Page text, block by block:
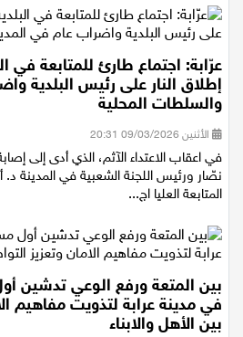
عرّابة: اجتماع طارئ للمتابعة في
إطلاق النار على رئيس البلدية
والسلطات المحلية
الأثنين 09/03/2026 20:31
في اعقاب الاعتداء الآثم، الذي أدى إلى
نصّار ورئيس اللجنة الشعبية في المدينة
المتابعة العليا اج...
بين المتعة ورفع الوعي تدشين
في مدينة عرابة لتذويت مفاهيم
بين الأهل والابناء